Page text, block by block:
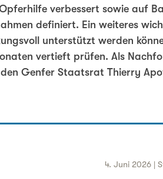
verbessert sowie auf
definiert. Ein weiteres
unterstützt werden
vertieft prüfen. Als
Genfer Staatsrat Thierry
4. Juni 2026 |